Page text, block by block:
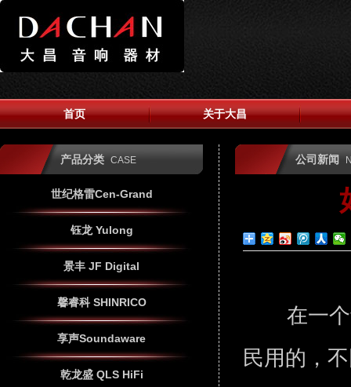
首页 关于大昌
产品分类 CASE
世纪格雷Cen-Grand
钰龙 Yulong
景丰 JF Digital
馨睿科 SHINRICO
享声Soundaware
乾龙盛 QLS HiFi
公司新闻
在一个音
民用的，